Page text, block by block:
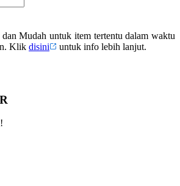
dan Mudah untuk item tertentu dalam waktu
Klik disini untuk info lebih lanjut.